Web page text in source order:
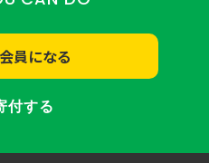
員になる
付する